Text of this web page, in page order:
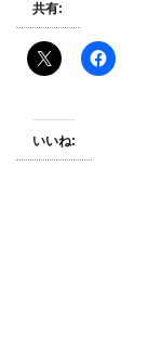
共有:
いいね: